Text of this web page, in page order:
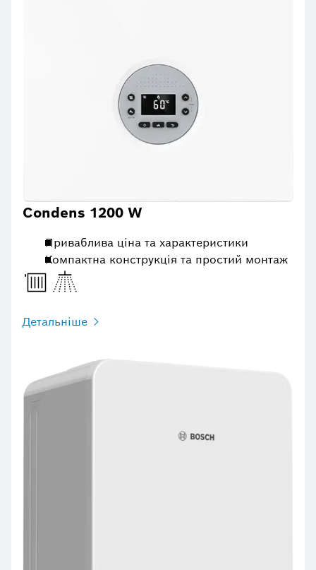
Condens 1200 W
Приваблива ціна та характеристики
Компактна конструкція та простий монтаж
Детальніше